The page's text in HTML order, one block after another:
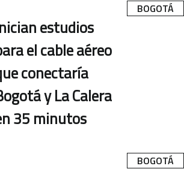
BOGOTÁ
BOGOTÁ
estudios
el cable aéreo
conectaría
y La Calera
35 minutos